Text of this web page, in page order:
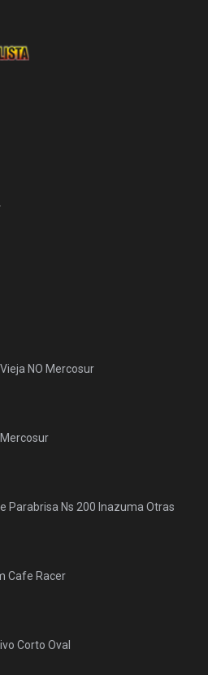
NO Mercosur
Parabrisa Ns 200 Inazuma Otras
Cafe Racer
Corto Oval